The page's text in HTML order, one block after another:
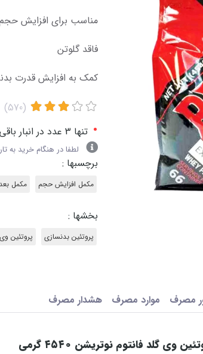
مناسب برای افزایش
فاقد گلوتن
کمک به افزایش قدرت
(570)
• تنها 3 عدد در انبار باقی مانده
لطفا در هنگام خرید به
برچسبها :
مکمل افزایش حجم مکمل
بخشها :
پروتئین بدنسازی پروتئین وی
مصرف موارد مصرف هشدار مصرف
وی گلد فانتوم نوتریشن ۴۵۴۰ گرمی